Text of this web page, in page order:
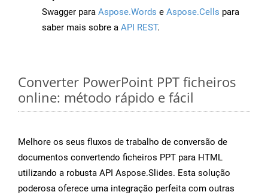
Swagger para Aspose.Words e Aspose.Cells para
saber mais sobre a API REST.
Converter PowerPoint PPT ficheiros
online: método rápido e fácil
Melhore os seus fluxos de trabalho de conversão de
documentos convertendo ficheiros PPT para HTML
utilizando a robusta API Aspose.Slides. Esta solução
poderosa oferece uma integração perfeita com outras